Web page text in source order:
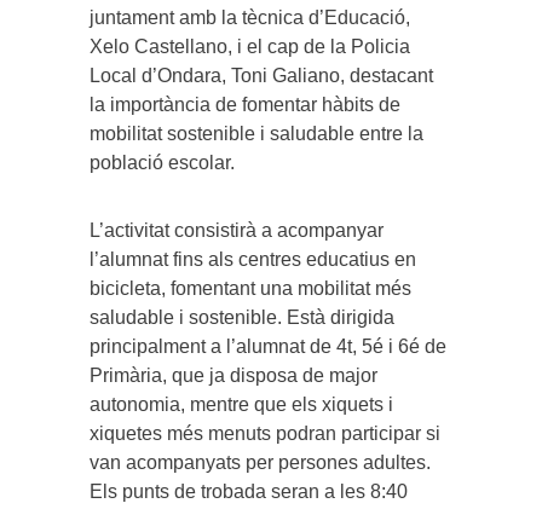
juntament amb la tècnica d’Educació,
Xelo Castellano, i el cap de la Policia
Local d’Ondara, Toni Galiano, destacant
la importància de fomentar hàbits de
mobilitat sostenible i saludable entre la
població escolar.
L’activitat consistirà a acompanyar
l’alumnat fins als centres educatius en
bicicleta, fomentant una mobilitat més
saludable i sostenible. Està dirigida
principalment a l’alumnat de 4t, 5é i 6é de
Primària, que ja disposa de major
autonomia, mentre que els xiquets i
xiquetes més menuts podran participar si
van acompanyats per persones adultes.
Els punts de trobada seran a les 8:40